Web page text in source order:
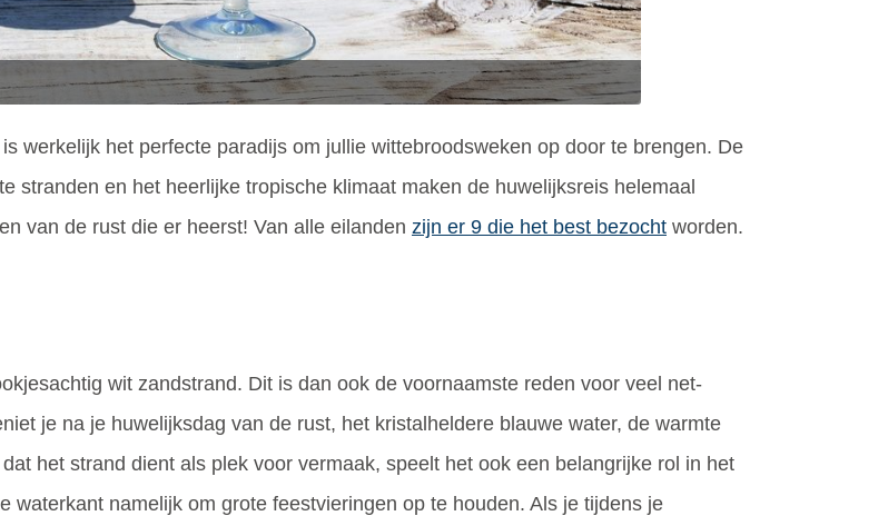
werkelijk het perfecte paradijs om jullie wittebroodsweken op door te brengen. De
stranden en het heerlijke tropische klimaat maken de huwelijksreis helemaal
van de rust die er heerst! Van alle eilanden zijn er 9 die het best bezocht worden.
wit zandstrand. Dit is dan ook de voornaamste reden voor veel net-
je na je huwelijksdag van de rust, het kristalheldere blauwe water, de warmte
het strand dient als plek voor vermaak, speelt het ook een belangrijke rol in het
waterkant namelijk om grote feestvieringen op te houden. Als je tijdens je